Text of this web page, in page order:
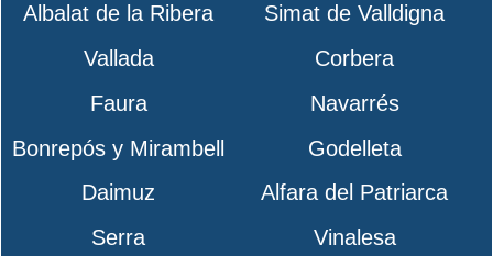
Albalat de la Ribera
Simat de Valldigna
Vallada
Corbera
Faura
Navarrés
Bonrepós y Mirambell
Godelleta
Daimuz
Alfara del Patriarca
Serra
Vinalesa